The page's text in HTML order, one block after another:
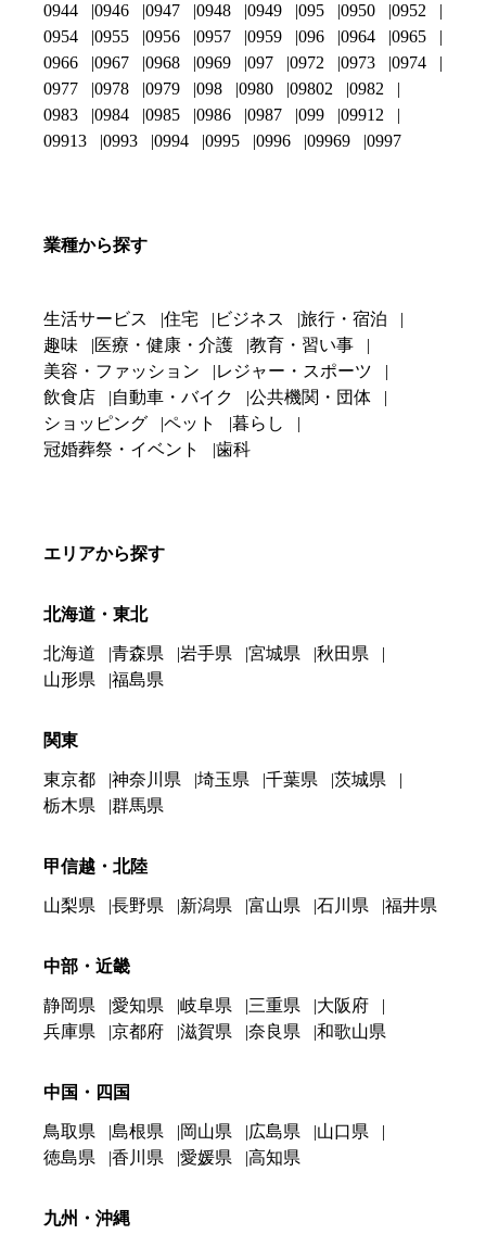
0944
0946 0947 0948 0949 095 0950
0952
0954
0955 0956 0957 0959 096 0964
0965
0966
0967 0968 0969 097 0972 0973
0974
0977
0978 0979 098 0980 09802
0982
0983
0984 0985 0986 0987 099
09912
09913
0993 0994 0995 0996 09969 0997
業種から探す
生活サービス 住宅 ビジネス
旅行・宿泊
趣味
医療・健康・介護
教育・習い事
美容・ファッション
レジャー・スポーツ
飲食店
自動車・バイク
公共機関・団体
ショッピング
ペット
暮らし
冠婚葬祭・イベント
歯科
エリアから探す
北海道・東北
北海道 青森県 岩手県 宮城県
秋田県
山形県
福島県
関東
東京都 神奈川県 埼玉県 千葉県
茨城県
栃木県
群馬県
甲信越・北陸
山梨県 長野県 新潟県 富山県 石川県 福井県
中部・近畿
静岡県 愛知県 岐阜県 三重県
大阪府
兵庫県
京都府 滋賀県 奈良県 和歌山県
中国・四国
鳥取県 島根県 岡山県 広島県
山口県
徳島県
香川県 愛媛県 高知県
九州・沖縄